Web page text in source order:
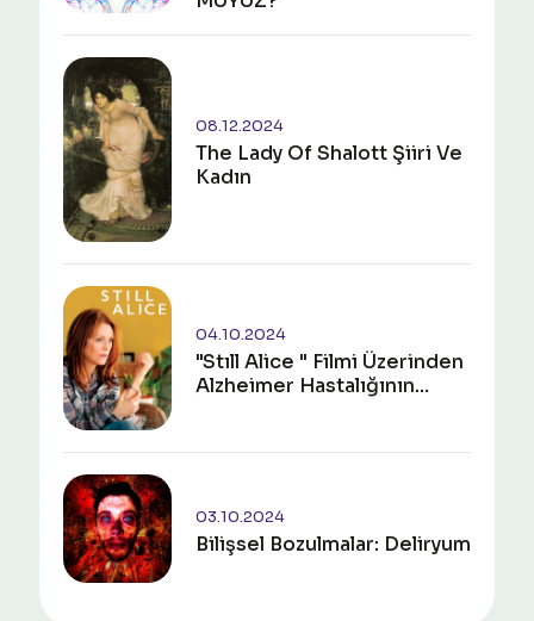
08.12.2024
The Lady Of Shalott Şiiri Ve
Kadın
04.10.2024
"Stıll Alice " Filmi Üzerinden
Alzheimer Hastalığının
03.10.2024
Bilişsel Bozulmalar: Deliryum